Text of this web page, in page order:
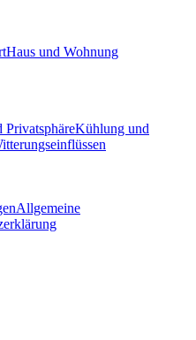
Haus und Wohnung
Kühlung und
Allgemeine